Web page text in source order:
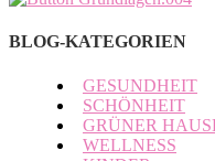
BLOG-KATEGORIEN
GESUNDHEIT
SCHÖNHEIT
GRÜNER
WELLNESS